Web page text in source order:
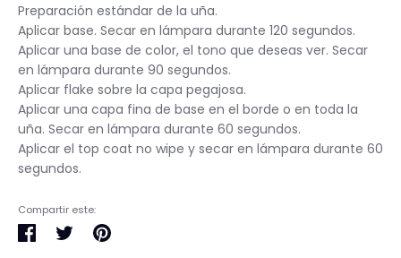
Preparación estándar de la uña.
Aplicar base. Secar en lámpara durante 120 segundos.
Aplicar una base de color, el tono que deseas ver. Secar
en lámpara durante 90 segundos.
Aplicar flake sobre la capa pegajosa.
Aplicar una capa fina de base en el borde o en toda la
uña. Secar en lámpara durante 60 segundos.
Aplicar el top coat no wipe y secar en lámpara durante 60
segundos.
Compartir este:
Compartir
TuitearPinear